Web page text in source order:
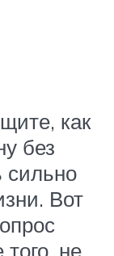
как
без
сильно
Вот
не